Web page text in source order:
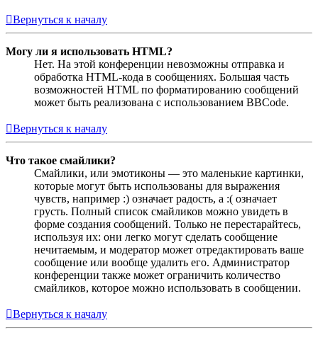
Вернуться к началу
Могу ли я использовать HTML?
Нет. На этой конференции невозможны отправка и
обработка HTML-кода в сообщениях. Большая часть
возможностей HTML по форматированию сообщений
может быть реализована с использованием BBCode.
Вернуться к началу
Что такое смайлики?
Смайлики, или эмотиконы — это маленькие картинки,
которые могут быть использованы для выражения
чувств, например :) означает радость, а :( означает
грусть. Полный список смайликов можно увидеть в
форме создания сообщений. Только не перестарайтесь,
используя их: они легко могут сделать сообщение
нечитаемым, и модератор может отредактировать ваше
сообщение или вообще удалить его. Администратор
конференции также может ограничить количество
смайликов, которое можно использовать в сообщении.
Вернуться к началу